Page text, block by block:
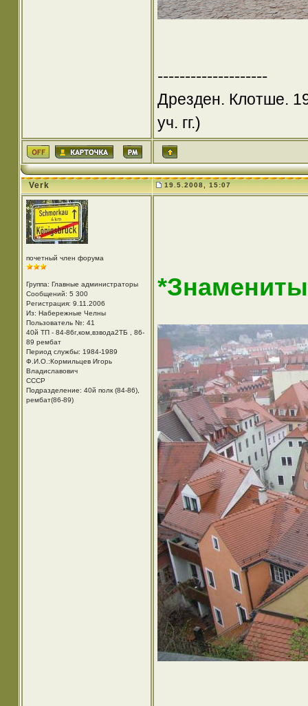
--------------------
Дрезден. Клотше.
уч. гг.)
Verk 19.5.2008, 15:07
почетный член форума
Группа: Главные администраторы
Сообщений: 5 300
Регистрация: 9.11.2006
Из: Набережные Челны
Пользователь №: 41
40й ТП - 84-86г,ком,взвода2ТБ , 86-
89 рембат
Период службы: 1984-1989
Ф.И.О.:Кормильцев Игорь
Владиславович
СССР
Подразделение: 40й полк (84-86),
рембат(86-89)